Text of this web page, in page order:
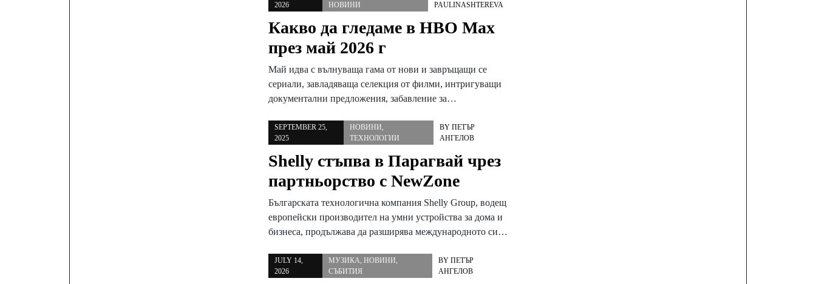
2026
НОВИНИ
PAULINASHTEREVA
Какво да гледаме в HBO Max
през май 2026 г
Май идва с вълнуваща гама от нови и завръщащи се
сериали, завладяваща селекция от филми, интригуващи
документални предложения, забавление за…
SEPTEMBER 25,
2025
НОВИНИ,
ТЕХНОЛОГИИ
BYПЕТЪР
АНГЕЛОВ
Shelly стъпва в Парагвай чрез
партньорство с NewZone
Българската технологична компания Shelly Group, водещ
европейски производител на умни устройства за дома и
бизнеса, продължава да разширява международното си…
JULY 14,
2026
МУЗИКА, НОВИНИ,
СЪБИТИЯ
BY ПЕТЪР
АНГЕЛОВ